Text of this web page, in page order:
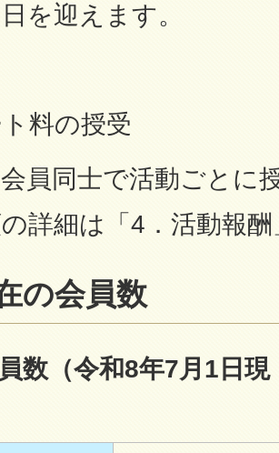
を迎えます。
料の授受
員同士で活動ごとに
詳細は「4．活動報
の会員数
数（令和8年7月1日現